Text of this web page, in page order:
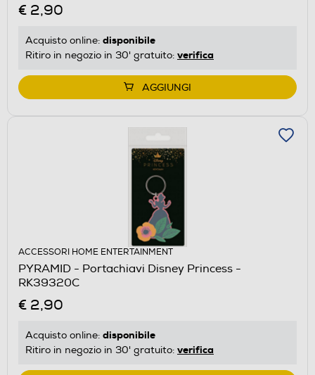
€ 2,90
Acquisto online: disponibile
Ritiro in negozio in 30' gratuito: verifica
AGGIUNGI
ACCESSORI HOME ENTERTAINMENT
PYRAMID - Portachiavi Disney Princess -
RK39320C
€ 2,90
Acquisto online: disponibile
Ritiro in negozio in 30' gratuito: verifica